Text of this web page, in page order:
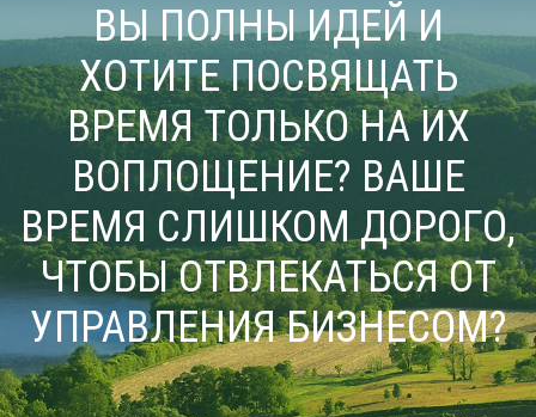
ВЫ ПОЛНЫ ИДЕЙ И
ХОТИТЕ ПОСВЯЩАТЬ
ВРЕМЯ ТОЛЬКО НА ИХ
ВОПЛОЩЕНИЕ? ВАШЕ
ВРЕМЯ СЛИШКОМ ДОРОГО,
ЧТОБЫ ОТВЛЕКАТЬСЯ ОТ
УПРАВЛЕНИЯ БИЗНЕСОМ?